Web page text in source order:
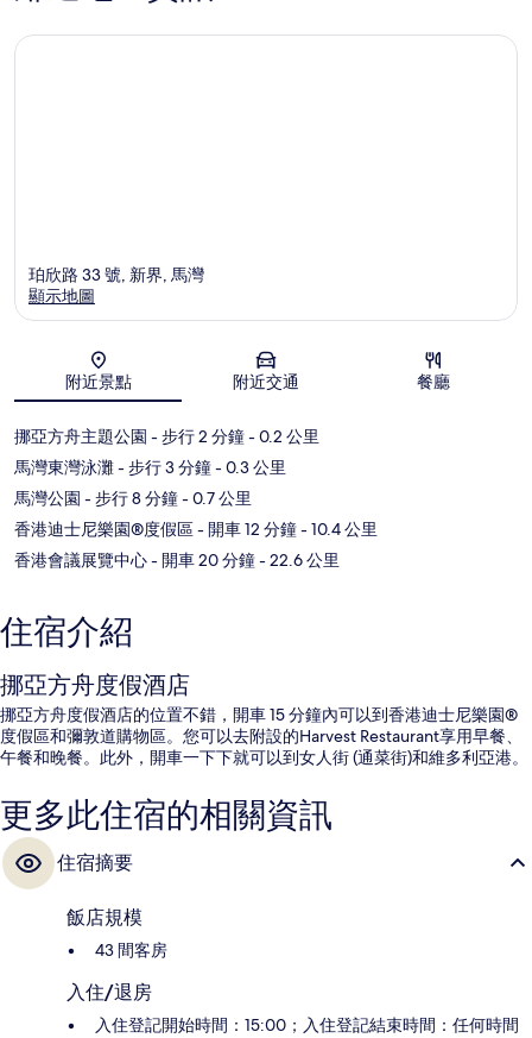
地圖
珀欣路 33 號, 新界, 馬灣
顯示地圖
附近景點 附近交通 餐廳
挪亞方舟主題公園 - 步行 2 分鐘- 0.2 公里
馬灣東灣泳灘- 步行 3 分鐘- 0.3 公里
馬灣公園 - 步行 8 分鐘- 0.7 公里
香港迪士尼樂園®度假區- 開車 12 分鐘- 10.4 公里
香港會議展覽中心- 開車 20 分鐘- 22.6 公里
住宿介紹
挪亞方舟度假酒店
挪亞方舟度假酒店的位置不錯，開車 15 分鐘內可以到香港迪士尼樂園®
度假區和彌敦道購物區。您可以去附設的Harvest Restaurant享用早餐、
午餐和晚餐。此外，開車一下下就可以到女人街 (通菜街)和維多利亞港。
更多此住宿的相關資訊
住宿摘要
飯店規模
43 間客房
入住/退房
入住登記開始時間：15:00；入住登記結束時間：任何時間